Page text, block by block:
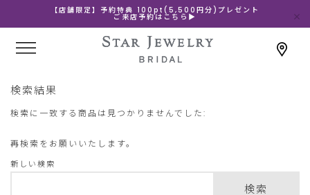
【店舗限定】予約特典 100pt(5,500円分)プレゼント
ご来店予約はこちら▶
検索結果
検索に一致する商品は見つかりませんでした:
再検索をお願いいたします。
新しい検索
検索